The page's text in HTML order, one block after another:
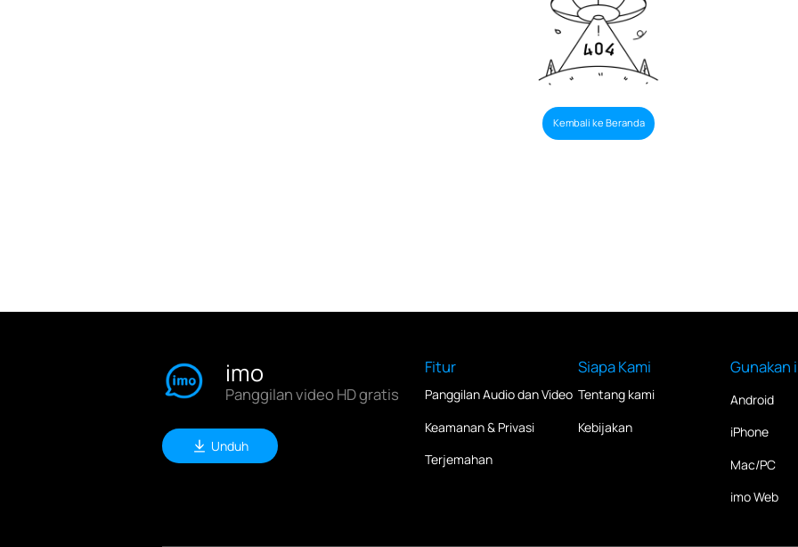
Kembali ke Beranda
imo
Panggilan video HD gratis
Unduh
Fitur
Panggilan Audio dan Video
Keamanan & Privasi
Terjemahan
Siapa Kami
Tentang kami
Kebijakan
Gunakan
Android
iPhone
Mac/PC
imo Web